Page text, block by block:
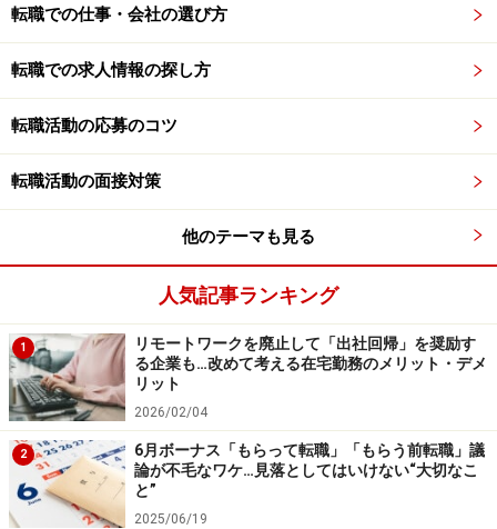
は、地頭の良さと学歴との間に一定の相関関係があると
考え、結果的に学歴を担保にした採用に落ち着いている
のかもしれない。
中途採用では、学歴より即戦力であること
中途採用では学歴は通過点、その後も学び続けているかが重
要
では、経験と実績を積んだ社会人の評価において、学歴
はどのような意味を持つのだろうか。新卒と異なるの
は、既に社会人経験があることであり、経験と実績、ス
キルなどをアピールすることができることだ。もちろ
ん、中途採用でも人間性やバランス感覚、対人関係な
転職での仕事・会社の選び方
転職での求人情報の探し方
転職活動の応募のコツ
転職活動の面接対策
他のテーマも見る
人気記事ランキング
1
リモートワークを廃止して「出社回帰」を奨励す
る企業も…改めて考える在宅勤務のメリット・デメ
リット
2026/02/04
2
6月ボーナス「もらって転職」「もらう前転職」議
論が不毛なワケ…見落としてはいけない“大切なこ
と”
2025/06/19